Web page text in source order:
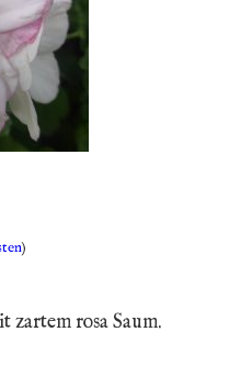
)
rosa Saum.